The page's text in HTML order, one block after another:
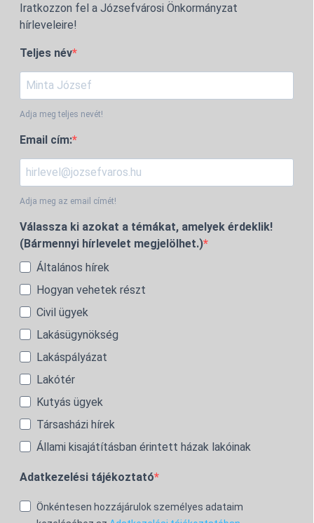
Iratkozzon fel a Józsefvárosi Önkormányzat
hírleveleire!
Teljes név
Adja meg teljes nevét!
Email cím:
Adja meg az email címét!
Válassza ki azokat a témákat, amelyek érdeklik!
(Bármennyi hírlevelet megjelölhet.)
Általános hírek
Hogyan vehetek részt
Civil ügyek
Lakásügynökség
Lakáspályázat
Lakótér
Kutyás ügyek
Társasházi hírek
Állami kisajátításban érintett házak lakóinak
Adatkezelési tájékoztató
Önkéntesen hozzájárulok személyes adataim